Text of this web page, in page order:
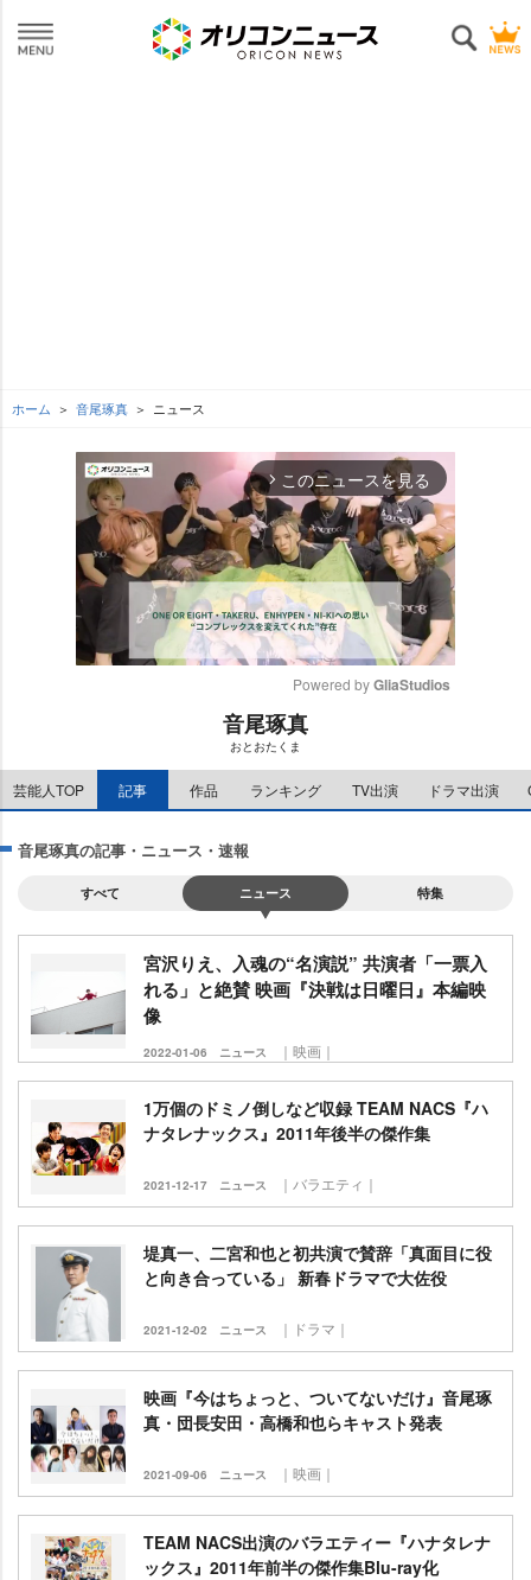
ホーム 音尾琢真 ニュース
arrow_forward_ios このニュースを見る
e
Powered by GliaStudios
音尾琢真
おとおたくま
芸能人TOP 記事 作品 ランキング TV出演 ドラマ出演
音尾琢真の記事・ニュース・速報
すべて ニュース 特集
宮沢りえ、入魂の“名演説” 共演者「一票入
れる」と絶賛 映画『決戦は日曜日』本編映
像
2022-01-06 ニュース ｜映画｜
1万個のドミノ倒しなど収録 TEAM NACS『ハ
ナタレナックス』2011年後半の傑作集
2021-12-17 ニュース ｜バラエティ｜
堤真一、二宮和也と初共演で賛辞「真面目に役
と向き合っている」 新春ドラマで大佐役
2021-12-02 ニュース ｜ドラマ｜
映画『今はちょっと、ついてないだけ』音尾琢
真・団長安田・高橋和也らキャスト発表
2021-09-06 ニュース ｜映画｜
TEAM NACS出演のバラエティー『ハナタレナ
ックス』2011年前半の傑作集Blu-ray化